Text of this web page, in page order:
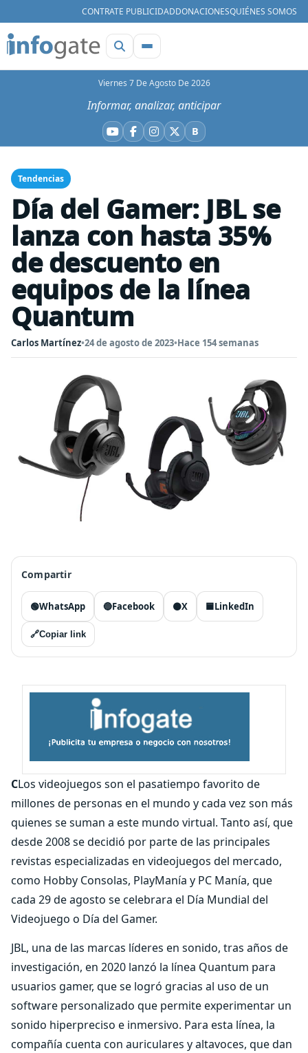
CONTRATE PUBLICIDADDONACIONESQUIÉNES SOMOS
Viernes 7 De Agosto De 2026
Informar, analizar, anticipar
YouTube
Facebook
Instagram
X BBluesky
Tendencias
Día del Gamer: JBL se
lanza con hasta 35%
de descuento en
equipos de la línea
Quantum
Carlos Martínez•24 de agosto de 2023•Hace 154 semanas
Compartir
🟢WhatsApp 🔵Facebook ⚫X 🟦LinkedIn
🔗Copiar link
CLos videojuegos son el pasatiempo favorito de
millones de personas en el mundo y cada vez son más
quienes se suman a este mundo virtual. Tanto así, que
desde 2008 se decidió por parte de las principales
revistas especializadas en videojuegos del mercado,
como Hobby Consolas, PlayManía y PC Manía, que
cada 29 de agosto se celebrara el Día Mundial del
Videojuego o Día del Gamer.
JBL, una de las marcas líderes en sonido, tras años de
investigación, en 2020 lanzó la línea Quantum para
usuarios gamer, que se logró gracias al uso de un
software personalizado que permite experimentar un
sonido hiperpreciso e inmersivo. Para esta línea, la
compañía cuenta con auriculares y altavoces, que dan